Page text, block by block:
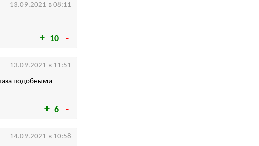
10
13.09.2021 в 08:11
6
подобными
13.09.2021 в 11:51
14.09.2021 в 10:58